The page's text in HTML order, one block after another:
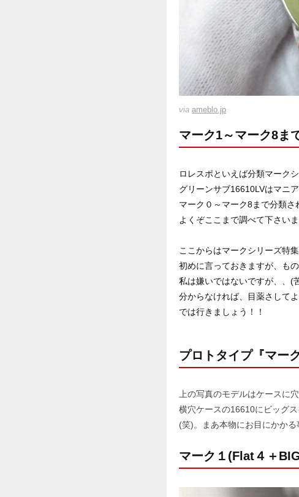
via ameblo.jp
マーク1～マーク8ま
ロレスポといえば分類マークシ
グリーンサブ16610LVはマニ
マーク０～マーク8まで分類さ
よくぞここまで調べて下さい
ここからはマークシリーズ特集
初めに言っておきますが、も
私は嫌いではないですが、、(
分からなければ、目薬さして
では行きましょう！！
プロトタイプ『マーク
上の写真のモデルはケースに
横穴ケースの16610にビッグ
(笑)。まあ本物にお目にかかる
マーク１(Flat４＋